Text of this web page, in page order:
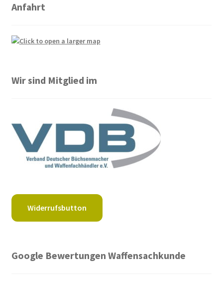
Anfahrt
Wir sind Mitglied im
Widerrufsbutton
Google Bewertungen Waffensachkunde